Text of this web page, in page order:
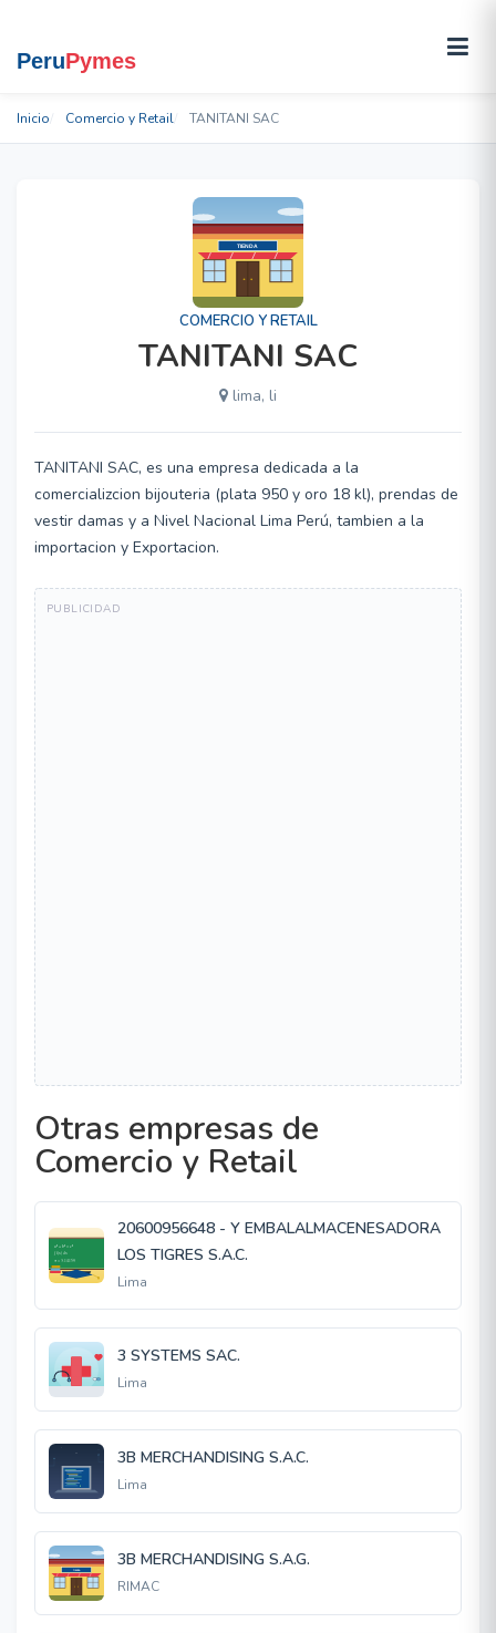
Inicio Comercio y Retail TANITANI SAC
COMERCIO Y RETAIL
TANITANI SAC
lima, li
TANITANI SAC, es una empresa dedicada a la
comercializcion bijouteria (plata 950 y oro 18 kl), prendas de
vestir damas y a Nivel Nacional Lima Perú, tambien a la
importacion y Exportacion.
Otras empresas de
Comercio y Retail
20600956648 - Y EMBALALMACENESADORA
LOS TIGRES S.A.C.
Lima
3 SYSTEMS SAC.
Lima
3B MERCHANDISING S.A.C.
Lima
3B MERCHANDISING S.A.G.
RIMAC